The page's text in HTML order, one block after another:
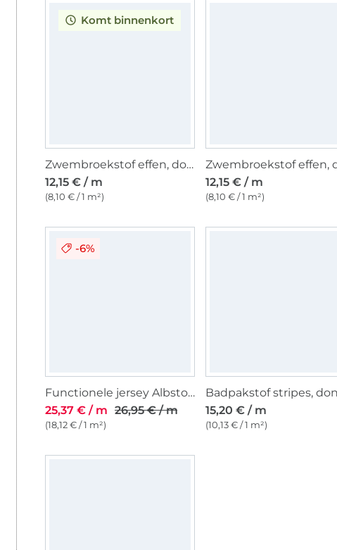
Komt binnenkort
Zwembroekstof effen, donkerblauw
12,15 € / m
(8,10 € / 1 m²)
12,15 € / m
(8,10 € / 1 m²)
-6%
Functionele jersey Albstoffe Hamburger Liebe Active Wear Wild Hearts Leo, caramel
25,37 € / m 26,95 € / m
(18,12 € / 1 m²)
15,20 € / m
(10,13 € / 1 m²)